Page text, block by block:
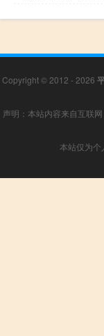
Copyright © 2012 - 2026
声明：本站内容来自互联
本站仅为个